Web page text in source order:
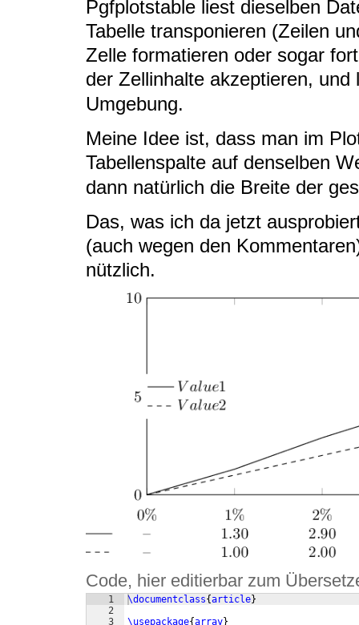
Pgfplotstable liest dieselben
Tabelle transponieren (Zeilen
Zelle formatieren oder sogar
der Zellinhalte akzeptieren,
Umgebung.
Meine Idee ist, dass man im
Tabellenspalte auf denselben
dann natürlich die Breite der
Das, was ich da jetzt
(auch wegen den
nützlich.
Code, hier editierbar zum
1
2
3
\documentclass{article}
\usepackage{array}